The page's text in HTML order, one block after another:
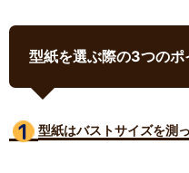
型紙を選ぶ際の3つのポ
型紙はバストサイズを測